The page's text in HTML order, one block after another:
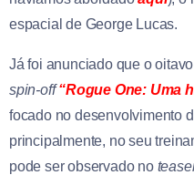
espacial de George Lucas.
Já foi anunciado que o
spin-off“Rogue One: Uma
focado no desenvolvimento
principalmente, no seu
pode ser observado no